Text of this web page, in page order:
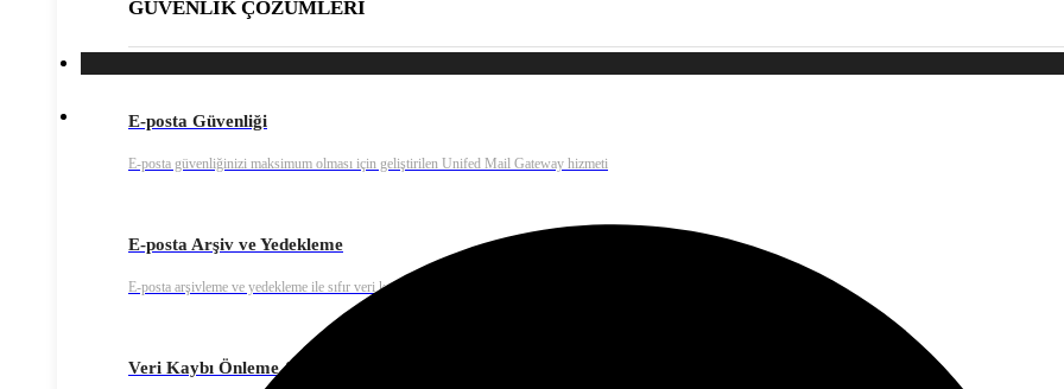
GÜVENLİK ÇÖZÜMLERİ
E-posta Güvenliği
E-posta güvenliğinizi maksimum olması için geliştirilen Unifed Mail Gateway hizmeti
E-posta Arşiv ve Yedekleme
E-posta arşivleme ve yedekleme ile sıfır veri kaybı riski
Veri Kaybı Önleme & Uyumluluk